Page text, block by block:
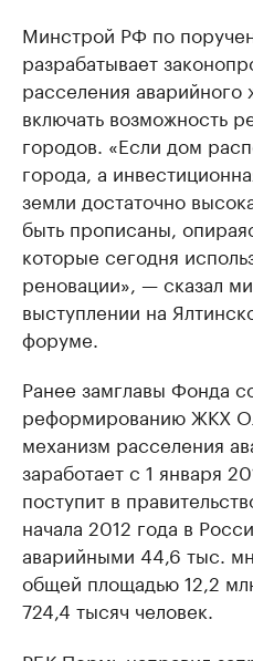
Минстрой РФ по
разрабатывает
расселения
включать возможность
городов. «Если дом
города, а
земли достаточно
быть прописаны,
которые сегодня
реновации», — сказал
выступлении на
форуме.
Ранее замглавы Фонда
реформированию ЖКХ
механизм расселения
заработает с 1 января
поступит в
начала 2012 года в
аварийными 44,6 тыс.
общей площадью 12,2
724,4 тысяч человек.